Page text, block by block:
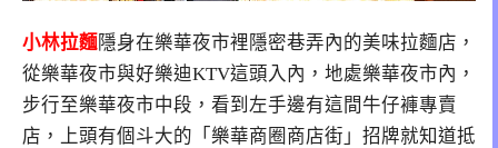
小林拉麵 隱身在樂華夜市裡隱密巷弄內的美味拉麵店，
從樂華夜市與好樂迪KTV這頭入內，地處樂華夜市內，
步行至樂華夜市中段，看到左手邊有這間牛仔褲專賣
店，上頭有個斗大的「樂華商圈商店街」招牌就知道抵